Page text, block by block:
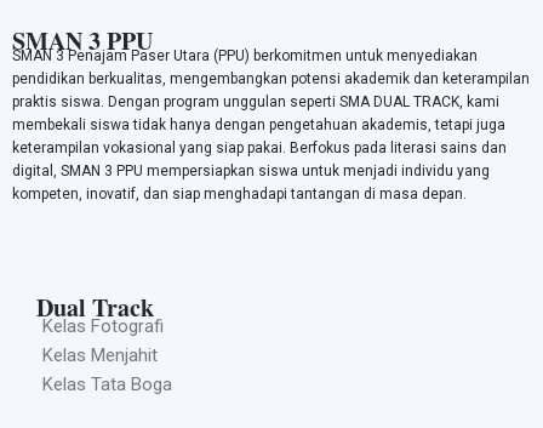
SMAN 3 PPU
SMAN 3 Penajam Paser Utara (PPU) berkomitmen untuk menyediakan
pendidikan berkualitas, mengembangkan potensi akademik dan keterampilan
praktis siswa. Dengan program unggulan seperti SMA DUAL TRACK, kami
membekali siswa tidak hanya dengan pengetahuan akademis, tetapi juga
keterampilan vokasional yang siap pakai. Berfokus pada literasi sains dan
digital, SMAN 3 PPU mempersiapkan siswa untuk menjadi individu yang
kompeten, inovatif, dan siap menghadapi tantangan di masa depan.
Dual Track
Kelas Fotografi
Kelas Menjahit
Kelas Tata Boga